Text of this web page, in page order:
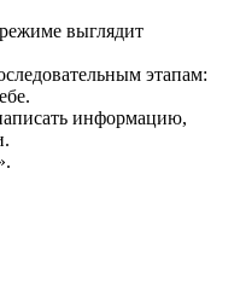
выглядит
этапам:
информацию,